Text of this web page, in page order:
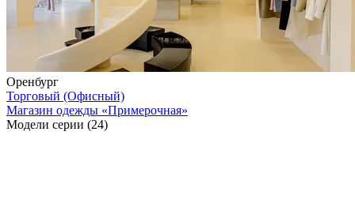
Оренбург
Торговый (Офисный)
Магазин одежды «Примерочная»
Модели серии (24)